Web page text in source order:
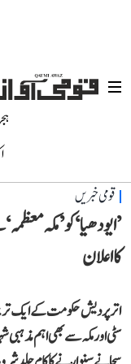
قومی خبریں
’ایودھیا‘ کو ’مکہ
کا اعلان
اتر پردیش حکومت کے ایک
سٹی اور مکہ سے بھی اہم